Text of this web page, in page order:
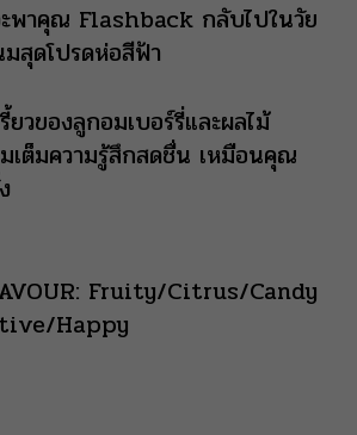
พาคุณ Flashback กลับไปในวัย
สุดโปรดห่อสีฟ้า
วของลูกอมเบอร์รี่และผลไม้
เต็มความรู้สึกสดชื่น เหมือนคุณ
Fruity/Citrus/Candy
Happy